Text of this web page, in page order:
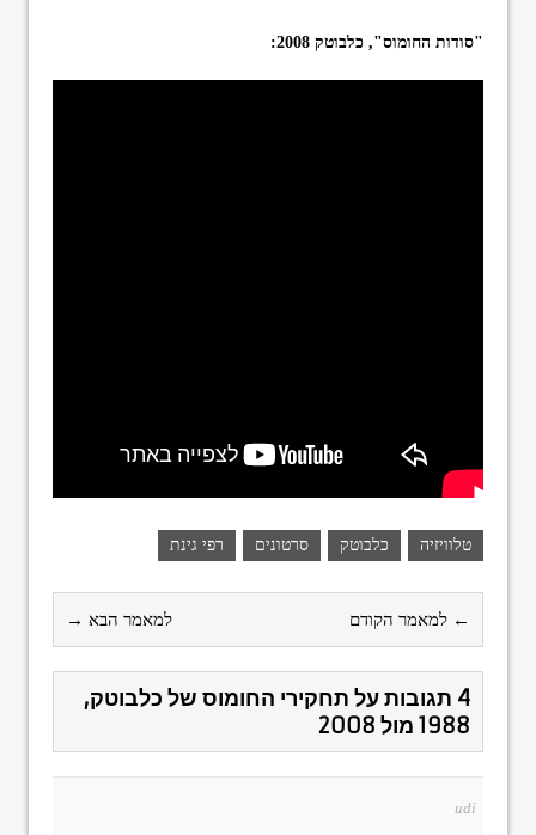
"סודות החומוס", כלבוטק 2008:
טלוויזיה כלבוטק סרטונים רפי גינת
← למאמר הקודם למאמר הבא →
4 תגובות על תחקירי החומוס של כלבוטק,
1988 מול 2008
udi